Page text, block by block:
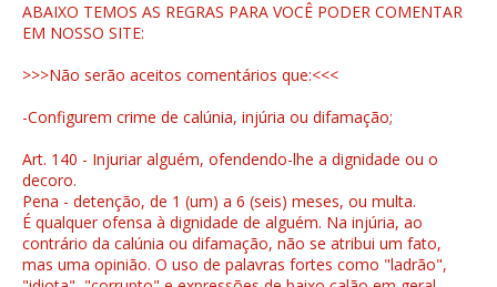
ABAIXO TEMOS AS REGRAS PARA VOCÊ PODER COMENTAR
EM NOSSO SITE:
>>>Não serão aceitos comentários que:<<<
-Configurem crime de calúnia, injúria ou difamação;
Art. 140 - Injuriar alguém, ofendendo-lhe a dignidade ou o
decoro.
Pena - detenção, de 1 (um) a 6 (seis) meses, ou multa.
É qualquer ofensa à dignidade de alguém. Na injúria, ao
contrário da calúnia ou difamação, não se atribui um fato,
mas uma opinião. O uso de palavras fortes como "ladrão",